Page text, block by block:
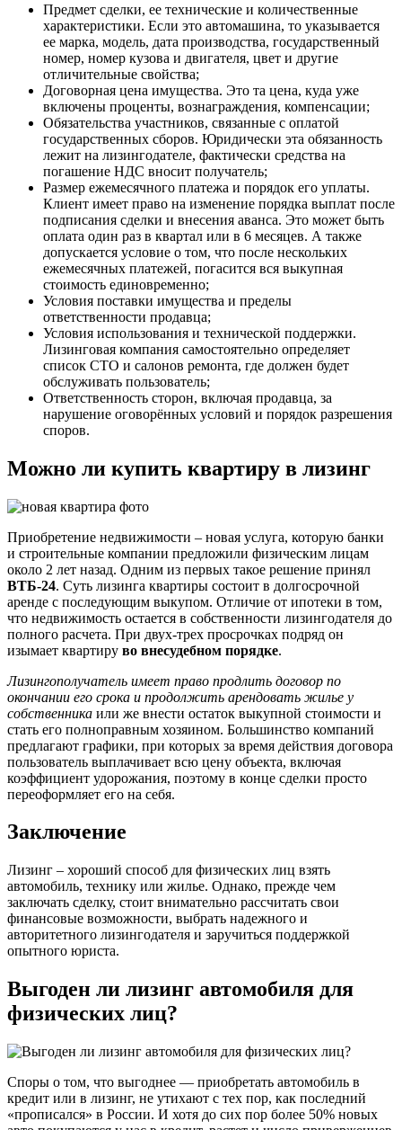
Предмет сделки, ее технические и количественные
характеристики. Если это автомашина, то указывается
ее марка, модель, дата производства, государственный
номер, номер кузова и двигателя, цвет и другие
отличительные свойства;
Договорная цена имущества. Это та цена, куда уже
включены проценты, вознаграждения, компенсации;
Обязательства участников, связанные с оплатой
государственных сборов. Юридически эта обязанность
лежит на лизингодателе, фактически средства на
погашение НДС вносит получатель;
Размер ежемесячного платежа и порядок его уплаты.
Клиент имеет право на изменение порядка выплат после
подписания сделки и внесения аванса. Это может быть
оплата один раз в квартал или в 6 месяцев. А также
допускается условие о том, что после нескольких
ежемесячных платежей, погасится вся выкупная
стоимость единовременно;
Условия поставки имущества и пределы
ответственности продавца;
Условия использования и технической поддержки.
Лизинговая компания самостоятельно определяет
список СТО и салонов ремонта, где должен будет
обслуживать пользователь;
Ответственность сторон, включая продавца, за
нарушение оговорённых условий и порядок разрешения
споров.
Можно ли купить квартиру в лизинг
Приобретение недвижимости – новая услуга, которую банки
и строительные компании предложили физическим лицам
около 2 лет назад. Одним из первых такое решение принял
ВТБ-24. Суть лизинга квартиры состоит в долгосрочной
аренде с последующим выкупом. Отличие от ипотеки в том,
что недвижимость остается в собственности лизингодателя до
полного расчета. При двух-трех просрочках подряд он
изымает квартиру во внесудебном порядке.
Лизингополучатель имеет право продлить договор по
окончании его срока и продолжить арендовать жилье у
собственника или же внести остаток выкупной стоимости и
стать его полноправным хозяином. Большинство компаний
предлагают графики, при которых за время действия договора
пользователь выплачивает всю цену объекта, включая
коэффициент удорожания, поэтому в конце сделки просто
переоформляет его на себя.
Заключение
Лизинг – хороший способ для физических лиц взять
автомобиль, технику или жилье. Однако, прежде чем
заключать сделку, стоит внимательно рассчитать свои
финансовые возможности, выбрать надежного и
авторитетного лизингодателя и заручиться поддержкой
опытного юриста.
Выгоден ли лизинг автомобиля для
физических лиц?
Споры о том, что выгоднее — приобретать автомобиль в
кредит или в лизинг, не утихают с тех пор, как последний
«прописался» в России. И хотя до сих пор более 50% новых